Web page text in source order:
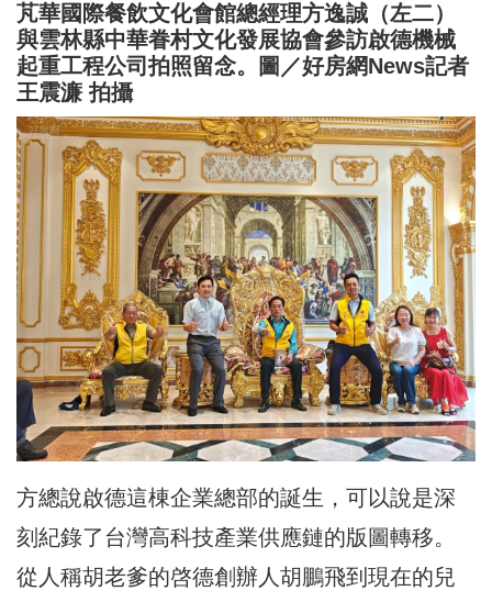
芃華國際餐飲文化會館總經理方逸誠（左二）
與雲林縣中華眷村文化發展協會參訪啟德機械
起重工程公司拍照留念。圖／好房網News記者
王震濂 拍攝
方總說啟德這棟企業總部的誕生，可以說是深
刻紀錄了台灣高科技產業供應鏈的版圖轉移。
從人稱胡老爹的啓德創辦人胡鵬飛到現在的兒